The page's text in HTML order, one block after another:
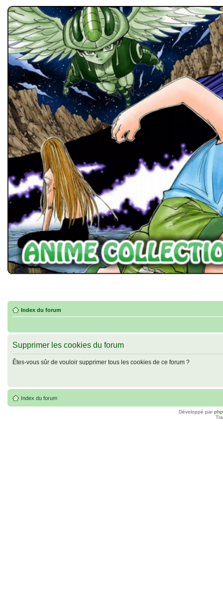
Index du forum
Supprimer les cookies du forum
Êtes-vous sûr de vouloir supprimer tous les cookies de ce forum ?
Index du forum
Développé par